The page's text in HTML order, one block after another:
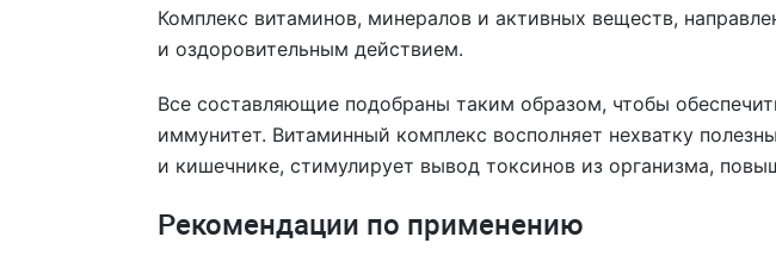
Комплекс витаминов, минералов и активных веществ,
и оздоровительным действием.
Все составляющие подобраны таким образом, чтобы
иммунитет. Витаминный комплекс восполняет нехватку
и кишечнике, стимулирует вывод токсинов из организма,
Рекомендации по применению